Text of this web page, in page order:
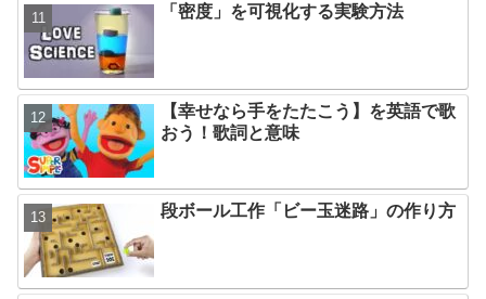
「密度」を可視化する実験方法
【幸せなら手をたたこう】を英語で歌
おう！歌詞と意味
段ボール工作「ビー玉迷路」の作り方